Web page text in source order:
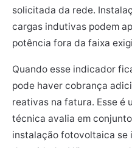
solicitada da rede.
cargas indutivas podem
potência fora da faixa
Quando esse indicador
pode haver cobrança
reativas na fatura. Esse é
técnica avalia em
instalação fotovoltaica se